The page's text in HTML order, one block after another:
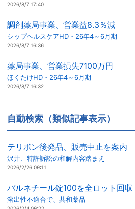
2026/8/7 17:40
調剤薬局事業、営業益8.3％減
シップヘルスケアHD・26年4～6月期
2026/8/7 16:36
薬局事業、営業損失7100万円
ほくたけHD・26年4～6月期
2026/8/7 16:32
自動検索（類似記事表示）
テリボン後発品、販売中止を案内
沢井、特許訴訟の和解内容踏まえ
2026/2/26 09:11
バルネチール錠100を全ロット回収
溶出性不適合で、共和薬品